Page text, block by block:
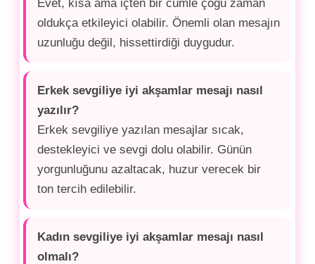
Evet, kısa ama içten bir cümle çoğu zaman
oldukça etkileyici olabilir. Önemli olan mesajın
uzunluğu değil, hissettirdiği duygudur.
Erkek sevgiliye iyi akşamlar mesajı nasıl
yazılır?
Erkek sevgiliye yazılan mesajlar sıcak,
destekleyici ve sevgi dolu olabilir. Günün
yorgunluğunu azaltacak, huzur verecek bir
ton tercih edilebilir.
Kadın sevgiliye iyi akşamlar mesajı nasıl
olmalı?